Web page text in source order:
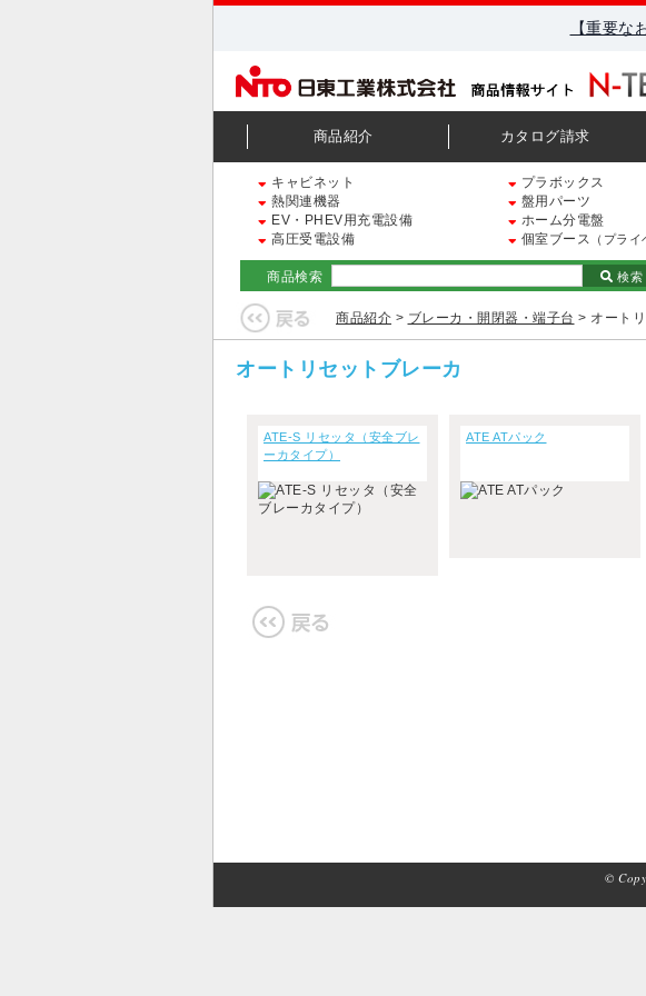
【重要な
商品紹介 カタログ請求
キャビネット プラボックス
熱関連機器
盤用パーツ
EV・PHEV用充電設備
ホーム分電盤
高圧受電設備
個室ブース （プラ
商品検索 検索
商品紹介 > ブレーカ・開閉器・端子台 > オート
オートリセットブレーカ
ATE-S リセッタ（安全ブレ
ーカタイプ）
ATE ATパック
©